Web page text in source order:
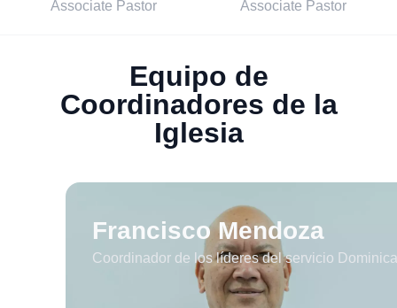
Associate Pastor Associate Pastor
Equipo de
Coordinadores de la
Iglesia
Francisco Mendoza
Coordinador de los líderes del servicio Dominical